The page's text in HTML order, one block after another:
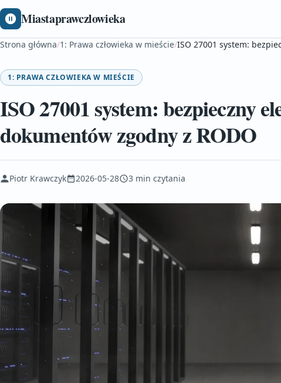
Miastaprawczlowieka
Strona główna/1: Prawa człowieka w mieście/ISO 27001 system:
1: PRAWA CZŁOWIEKA W MIEŚCIE
ISO 27001 system: bezpieczny
dokumentów zgodny z RODO
Piotr Krawczyk 2026-05-28 3 min czytania